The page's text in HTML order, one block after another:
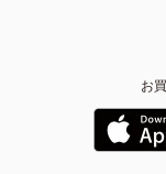
お